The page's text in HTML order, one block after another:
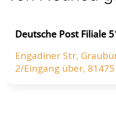
Deutsche Post Filiale
Engadiner Str,
2/Eingang über,